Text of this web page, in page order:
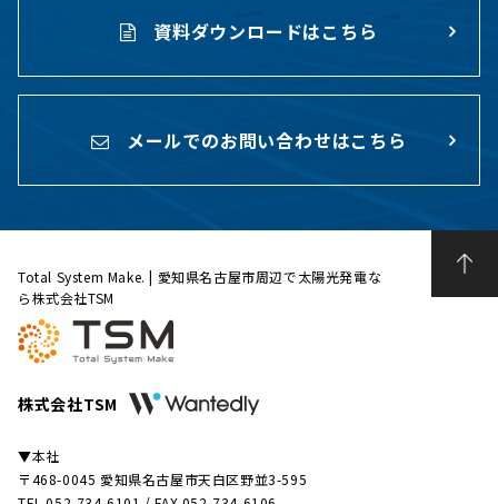
資料ダウンロードはこちら
メールでのお問い合わせはこちら
Total System Make. | 愛知県名古屋市周辺で太陽光発電な
ら株式会社TSM
株式会社TSM
▼本社
〒468-0045 愛知県名古屋市天白区野並3-595